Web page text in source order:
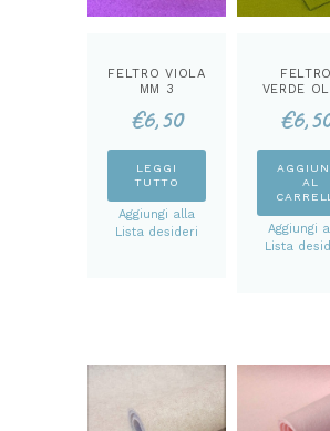
FELTRO VIOLA
MM 3
€6,50
LEGGI
TUTTO
Aggiungi alla
Lista desideri
FELTRO
VERDE
€
AL
Aggiungi
Lista